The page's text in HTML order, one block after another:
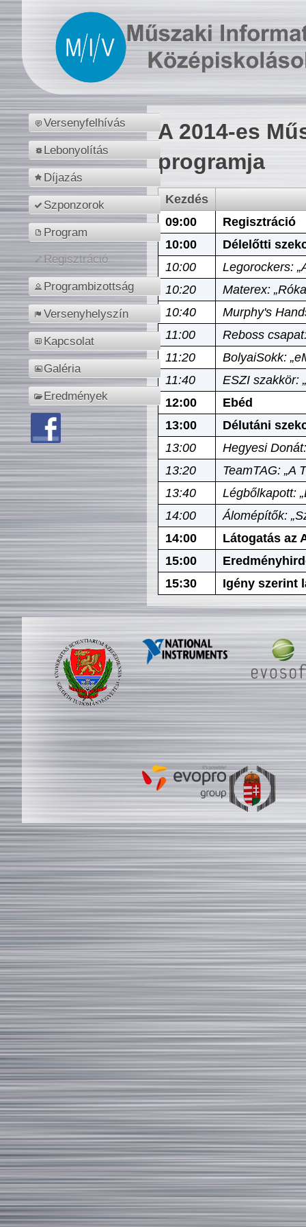
Versenyfelhívás
Lebonyolítás
Díjazás
Szponzorok
Program
Regisztráció
Programbizottság
Versenyhelyszín
Kapcsolat
Galéria
Eredmények
A 2014-es
programja
Kezdés
09:00
Regisztráció
10:00
Délelőtti
10:00
Legorockers:
10:20
Materex:
10:40
Murphy's
11:00
Reboss
11:20
BolyaiSokk:
11:40
ESZI szakkör:
12:00
Ebéd
13:00
Délutáni
13:00
Hegyesi
13:20
TeamTAG: „A
13:40
Légbőlkapott:
14:00
Álomépítők:
14:00
Látogatás az
15:00
15:30
Igény szerint